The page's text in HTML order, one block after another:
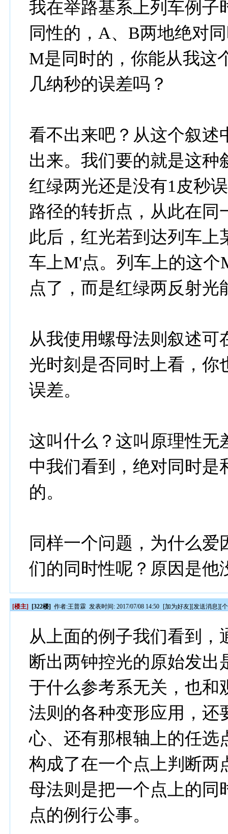
我在举路基系上列车例子
同性的，A、B两地绝对
M是同时的，你能从我这
几纳秒的误差吗？
看不出来吧？从这个叙述
出来。我们要的就是这
红绿两光还是没有1皮秒
路径的转折点，从此在同
此后，红光若到达列车
车上M'点。列车上的这
点了，而是红绿两反射
从我使用螺母法则叙述
光时刻是否同时上看，你
误差。
这叫什么？这叫原理性无
中我们看到，绝对同时是
的。
同样一个问题，为什么
们的同时性呢？原因是他
[楼主] [322楼] 作者:王普霖 发表时间: 2017/07/08 14:50 [加为好友][发送消息][
从上面的例子我们看到
断出两钟控光的原始发出
于什么参考系无关，也和
法则的各种变形应用，还
心、还有那根轴上的任选
构成了在一个点上判断两
母法则是把一个点上的同
点的例行公事。